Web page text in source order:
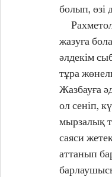
болып, өзі
жазу­ға
әлдекім
тұра
Жазбауға
ол сеніп,
мырзалық
саяси
аттанып